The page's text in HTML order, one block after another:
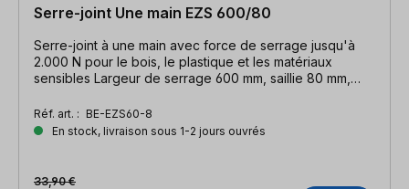
Serre-joint Une main EZS 600/80
Serre-joint à une main avec force de serrage jusqu'à
2.000 N pour le bois, le plastique et les matériaux
sensibles Largeur de serrage 600 mm, saillie 80 mm,
Réf. art. : BE-EZS60-8
En stock, livraison sous 1-2 jours ouvrés
33,90 €